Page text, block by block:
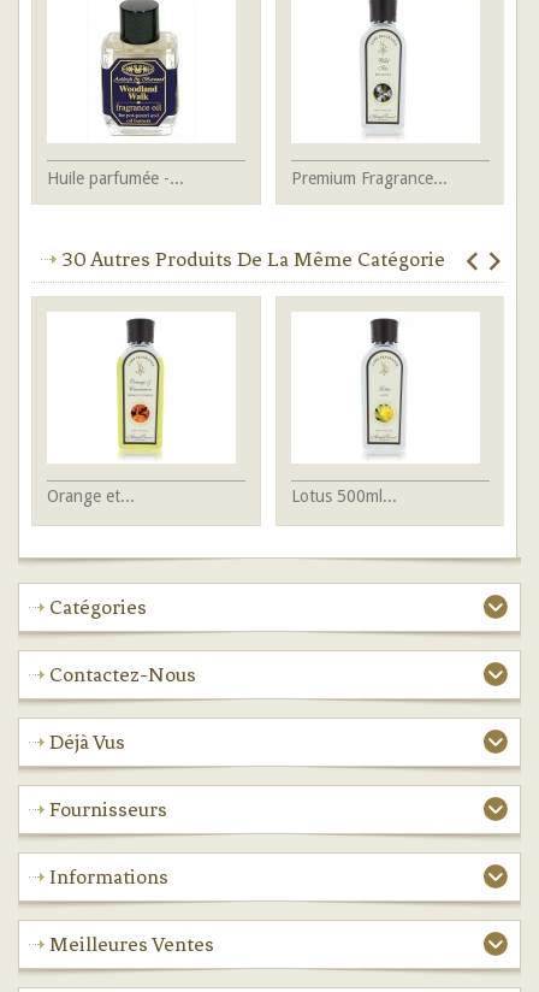
Huile parfumée -... Premium Fragrance...
30 Autres Produits De La Même Catégorie
Orange et... Lotus 500ml...
Catégories
Contactez-Nous
Déjà Vus
Fournisseurs
Informations
Meilleures Ventes